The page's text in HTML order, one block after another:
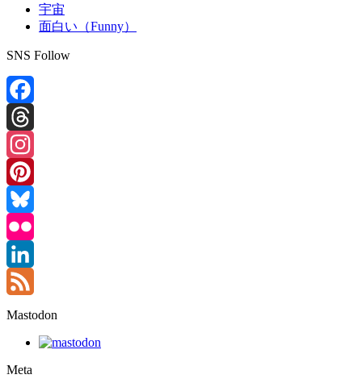
宇宙
面白い（Funny）
SNS Follow
Facebook
Threads
Instagram
Pinterest
Bluesky
Flickr
LinkedIn
Feed
Mastodon
Meta